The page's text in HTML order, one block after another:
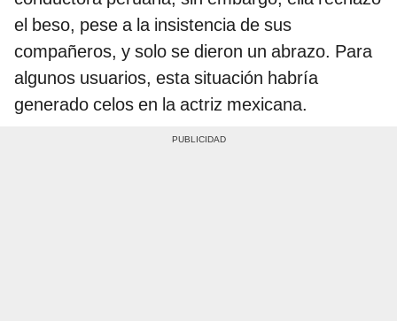
el beso, pese a la insistencia de sus
compañeros, y solo se dieron un abrazo. Para
algunos usuarios, esta situación habría
generado celos en la actriz mexicana.